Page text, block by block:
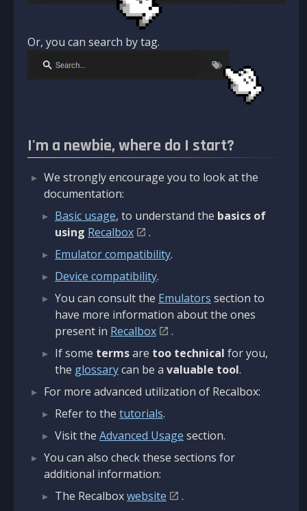
Or, you can search by tag.
I'm a newbie, where do I start?
We strongly encourage you to look at the
documentation:
Basic usage, to understand the basics of
using Recalbox
.
Emulator compatibility.
Device compatibility.
You can consult the Emulators section to
have more information about the ones
present in Recalbox
.
If some termsare too technical for you,
the glossarycan be a valuable tool.
For more advanced utilization of Recalbox:
Refer to the tutorials.
Visit the Advanced Usage section.
You can also check these sections for
additional information:
The Recalboxwebsite
.